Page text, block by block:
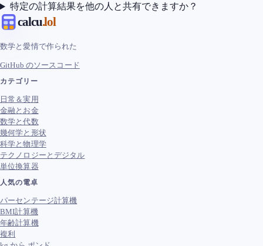
特定の計算結果を他の人と共有できますか？
calcu.lol
数学と愛情で作られた
GitHub のソースコード
カテゴリー
日常＆実用
金融とお金
数学と代数
幾何学と形状
科学と物理学
テクノロジーとデジタル
単位換算器
人気の電卓
パーセンテージ計算機
BMI計算機
年齢計算機
複利